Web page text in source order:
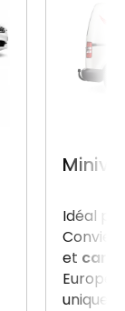
Idéal
et
Europe,